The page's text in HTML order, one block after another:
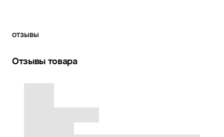
ОТЗЫВЫ
Отзывы товара